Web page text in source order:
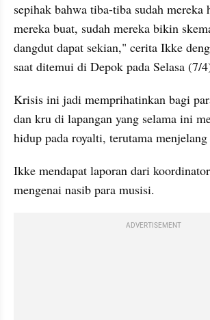
sepihak bahwa tiba-tiba sudah mereka
mereka buat, sudah mereka bikin
dangdut dapat sekian," cerita Ikke
saat ditemui di Depok pada Selasa (7/
Krisis ini jadi memprihatinkan bagi
dan kru di lapangan yang selama ini
hidup pada royalti, terutama menjelang
Ikke mendapat laporan dari
mengenai nasib para musisi.
ADVERTISEMENT